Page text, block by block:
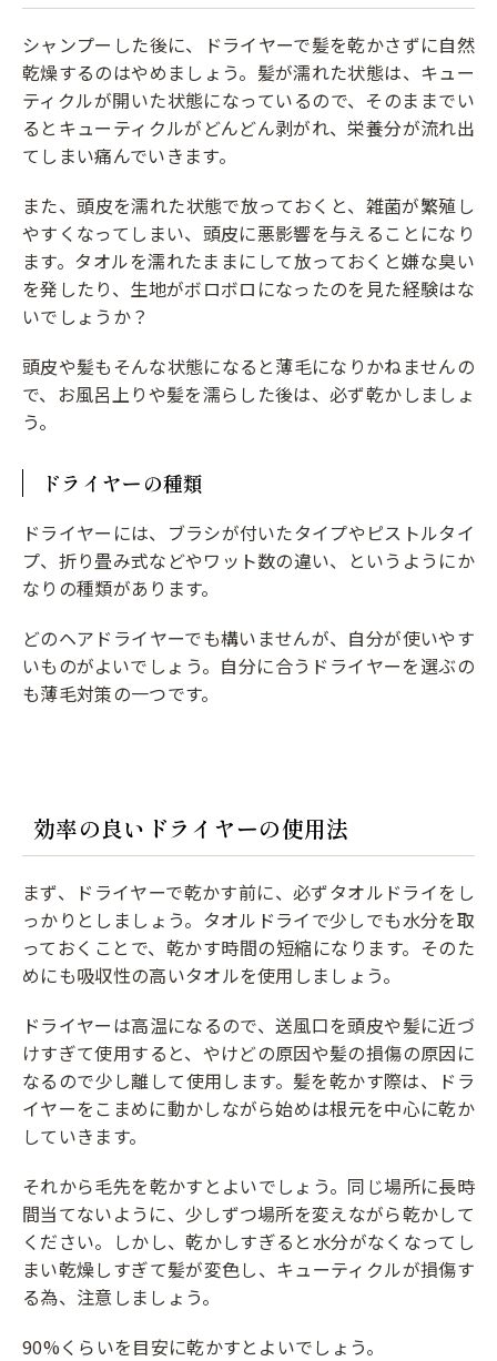
シャンプーした後に、ドライヤーで髪を乾かさずに自然
乾燥するのはやめましょう。髪が濡れた状態は、キュー
ティクルが開いた状態になっているので、そのままでい
るとキューティクルがどんどん剥がれ、栄養分が流れ出
てしまい痛んでいきます。
また、頭皮を濡れた状態で放っておくと、雑菌が繁殖し
やすくなってしまい、頭皮に悪影響を与えることになり
ます。タオルを濡れたままにして放っておくと嫌な臭い
を発したり、生地がボロボロになったのを見た経験はな
いでしょうか？
頭皮や髪もそんな状態になると薄毛になりかねませんの
で、お風呂上りや髪を濡らした後は、必ず乾かしましょ
う。
ドライヤーの種類
ドライヤーには、ブラシが付いたタイプやピストルタイ
プ、折り畳み式などやワット数の違い、というようにか
なりの種類があります。
どのヘアドライヤーでも構いませんが、自分が使いやす
いものがよいでしょう。自分に合うドライヤーを選ぶの
も薄毛対策の一つです。
効率の良いドライヤーの使用法
まず、ドライヤーで乾かす前に、必ずタオルドライをし
っかりとしましょう。タオルドライで少しでも水分を取
っておくことで、乾かす時間の短縮になります。そのた
めにも吸収性の高いタオルを使用しましょう。
ドライヤーは高温になるので、送風口を頭皮や髪に近づ
けすぎて使用すると、やけどの原因や髪の損傷の原因に
なるので少し離して使用します。髪を乾かす際は、ドラ
イヤーをこまめに動かしながら始めは根元を中心に乾か
していきます。
それから毛先を乾かすとよいでしょう。同じ場所に長時
間当てないように、少しずつ場所を変えながら乾かして
ください。しかし、乾かしすぎると水分がなくなってし
まい乾燥しすぎて髪が変色し、キューティクルが損傷す
る為、注意しましょう。
90%くらいを目安に乾かすとよいでしょう。